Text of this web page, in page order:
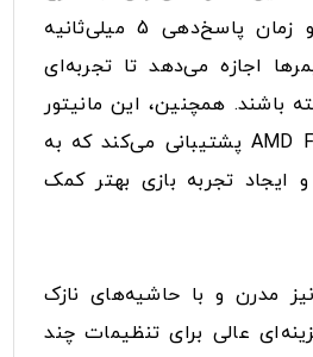
تازه‌سازی 75 هرتز و زمان پاسخ‌دهی 5 میلی‌ثانیه
اجازه می‌دهد تا تجربه‌ای
باشند. همچنین، این مانیتور
از تکنولوژی AMD FreeSync پشتیبانی می‌کند که به
ایجاد تجربه بازی بهتر کمک
مدرن و با حاشیه‌های نازک
عالی برای تنظیمات چند